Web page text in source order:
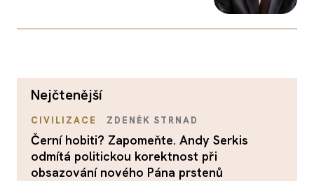
PORADNA
nejčtenější
CIVILIZACE ZDENĚK STRNAD
Černí hobiti? Zapomeňte. Andy Serkis
odmítá politickou korektnost při
obsazování nového Pána prstenů